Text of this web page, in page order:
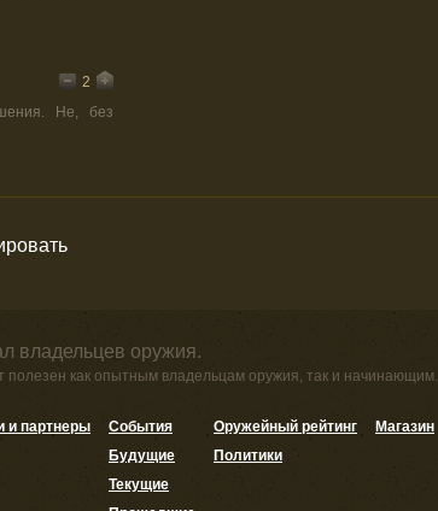
2
Не, без
владельцев оружия.
полезен как опытным владельцам оружия, так и начинающим.
и партнеры
События
Будущие
Текущие
Оружейный рейтинг
Политики
Магазин